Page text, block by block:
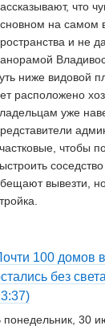
что
на самом
и не
ниже видовой
расположено
уже
чтобы
вывезти,
100 домов
без
понедельник, 30